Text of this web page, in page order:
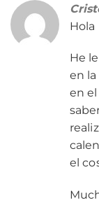
Hola
He
en
en
el